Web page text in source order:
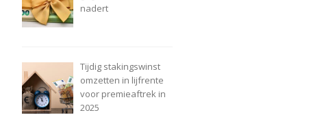
nadert
Tijdig stakingswinst
omzetten in lijfrente
voor premieaftrek in
2025